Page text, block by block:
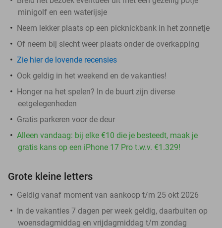
minigolf en een waterijsje
Neem lekker plaats op een picknickbank in het zonnetje
Of neem bij slecht weer plaats onder de overkapping
Zie hier de lovende recensies
Ook geldig in het weekend en de vakanties!
Honger na het spelen? In de buurt zijn diverse
eetgelegenheden
Gratis parkeren voor de deur
Alleen vandaag: bij elke €10 die je besteedt, maak je
gratis kans op een iPhone 17 Pro t.w.v. €1.329!
Grote kleine letters
Geldig vanaf moment van aankoop t/m 25 okt 2026
In de vakanties 7 dagen per week geldig, daarbuiten op
woensdagmiddag en vrijdagmiddag t/m zondag